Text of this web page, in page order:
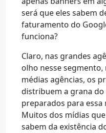
será que eles sabem
faturamento do
funciona?
Claro, nas grandes
olho nesse segmento,
médias agências, os
distribuem a grana do
preparados para essa
Muitos dos mídias
sabem da existência